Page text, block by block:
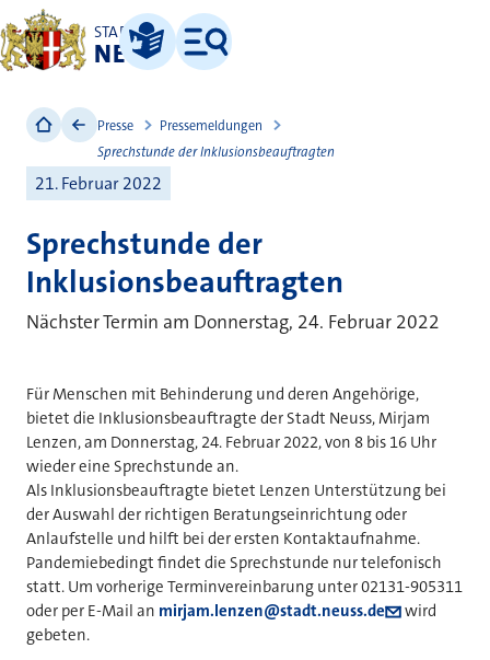
STADT
NEUSS
Leichte Sprache
Menü
Presse
Pressemeldungen
Sprechstunde der Inklusionsbeauftragten
21. Februar 2022
Sprechstunde der
Inklusionsbeauftragten
Nächster Termin am Donnerstag, 24. Februar 2022
Für Menschen mit Behinderung und deren Angehörige,
bietet die Inklusionsbeauftragte der Stadt Neuss, Mirjam
Lenzen, am Donnerstag, 24. Februar 2022, von 8 bis 16 Uhr
wieder eine Sprechstunde an.
Als Inklusionsbeauftragte bietet Lenzen Unterstützung bei
der Auswahl der richtigen Beratungseinrichtung oder
Anlaufstelle und hilft bei der ersten Kontaktaufnahme.
Pandemiebedingt findet die Sprechstunde nur telefonisch
statt. Um vorherige Terminvereinbarung unter 02131-905311
oder per E-Mail an mirjam.lenzen@stadt.neuss.de
wird
gebeten.